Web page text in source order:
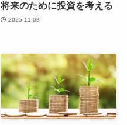
将来のために投資を考える
2025-11-08